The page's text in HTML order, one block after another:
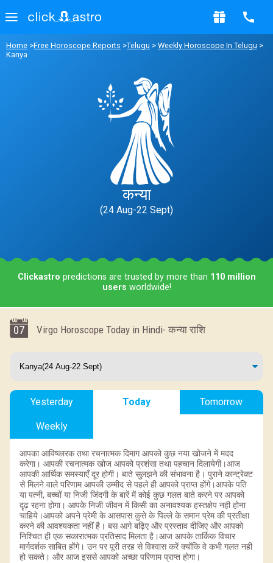
Home >Free Horoscope Reports >Telugu > Weekly Horoscope In Telugu >
Kanya
कन्या
(24 Aug-22 Sept)
Clickastro predictions are trusted by more than 110 million
users worldwide!
07 Virgo Horoscope Today in Hindi- कन्या राशि
Yesterday Today Tomorrow
Weekly
आपका आविष्कारक तथा रचनात्मक दिमाग आपको कुछ नया खोजने में मदद
करेगा। आपकी रचनात्मक खोज आपको प्रशंसा तथा पहचान दिलायेगी।आज
आपकी आर्थिक समस्याएँ दूर होगी। बाते सुलझने की संभावना है। पुराने कान्ट्रेक्ट
से मिलने वाले परिणाम आपकी उम्मीद से पहले ही आपको प्राप्त होंगे।आपके पति
या पत्नी, बच्चों या निजी जिंदगी के बारें में कोई कुछ गलत बाते करने पर आपको
दृढ़ रहना होगा। आपके निजी जीवन में किसी का अनावश्यक हस्तक्षेप नही होना
चाहिये।आपको अपने प्रेमी के आसपास कुत्ते के पिल्ले के समान प्रेम की प्रतीक्षा
करने की आवश्यकता नहीं है। बस आगे बढ़िए और प्रस्ताव दीजिए और आपको
निश्चित ही एक सकारात्मक प्रतिसाद मिलता है।आज आपके तार्किक विचार
मार्गदर्शक साबित होंगे। उन पर पूरी तरह से विश्वास करें क्योंकि वे कभी गलत नही
हो सकते। और आज इससे आपको अच्छा परिणाम प्राप्त होगा।